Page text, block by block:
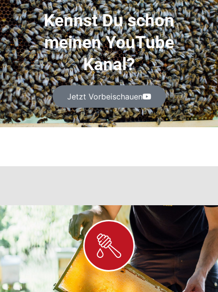
Kennst Du schon
meinen YouTube
Kanal?
Jetzt Vorbeischauen